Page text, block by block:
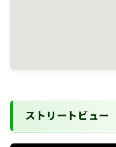
ストリートビュー